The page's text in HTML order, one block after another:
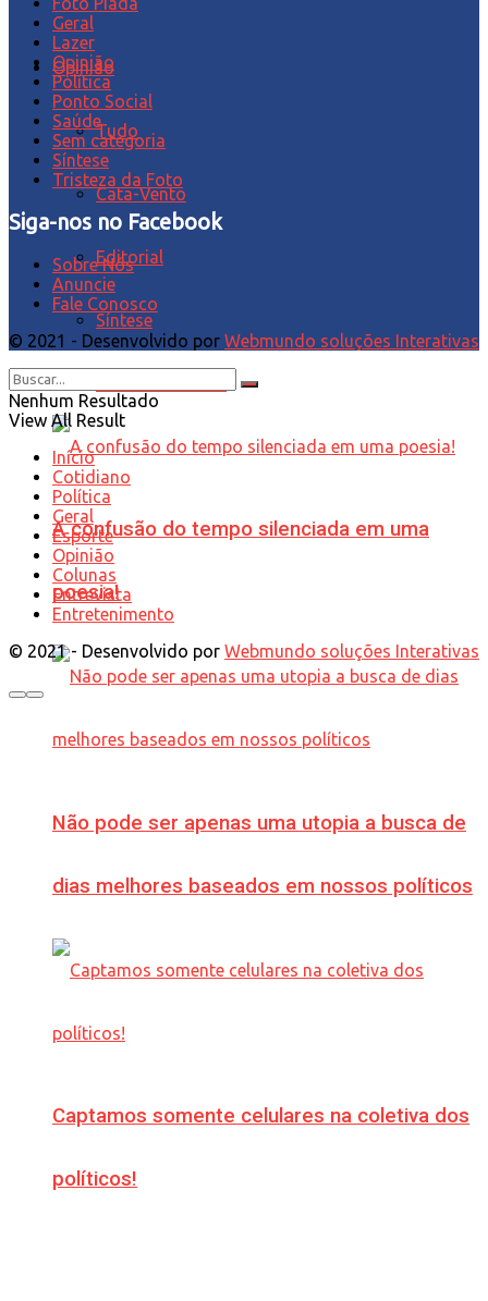
Opinião
Tudo
Cata-Vento
Editorial
Síntese
A confusão do tempo silenciada em uma
poesia!
Não pode ser apenas uma utopia a busca de
dias melhores baseados em nossos políticos
Captamos somente celulares na coletiva dos
políticos!
Geral
Lazer
Opinião
Política
Ponto Social
Saúde
Sem categoria
Síntese
Tristeza da Foto
Siga-nos no Facebook
Sobre Nós
Anuncie
Fale Conosco
© 2021 - Desenvolvido por Webmundo soluções Interativas
Nenhum Resultado
View All Result
Início
Cotidiano
Política
Geral
Esporte
Opinião
Colunas
Entrevista
Entretenimento
© 2021 - Desenvolvido por Webmundo soluções Interativas